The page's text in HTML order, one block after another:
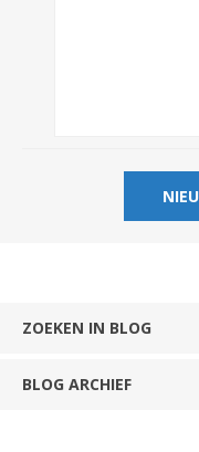
ZOEKEN IN BLOG
BLOG ARCHIEF